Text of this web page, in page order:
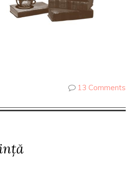
13 Comments